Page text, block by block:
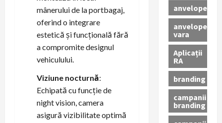
mânerului de la portbagaj,
oferind o integrare
estetică și funcțională fără
a compromite designul
vehiculului.
Viziune nocturnă:
Echipată cu funcție de
night vision, camera
asigură vizibilitate optimă
anvelope
anvelope
vara
Aplicații
RA
branding
campanii
branding